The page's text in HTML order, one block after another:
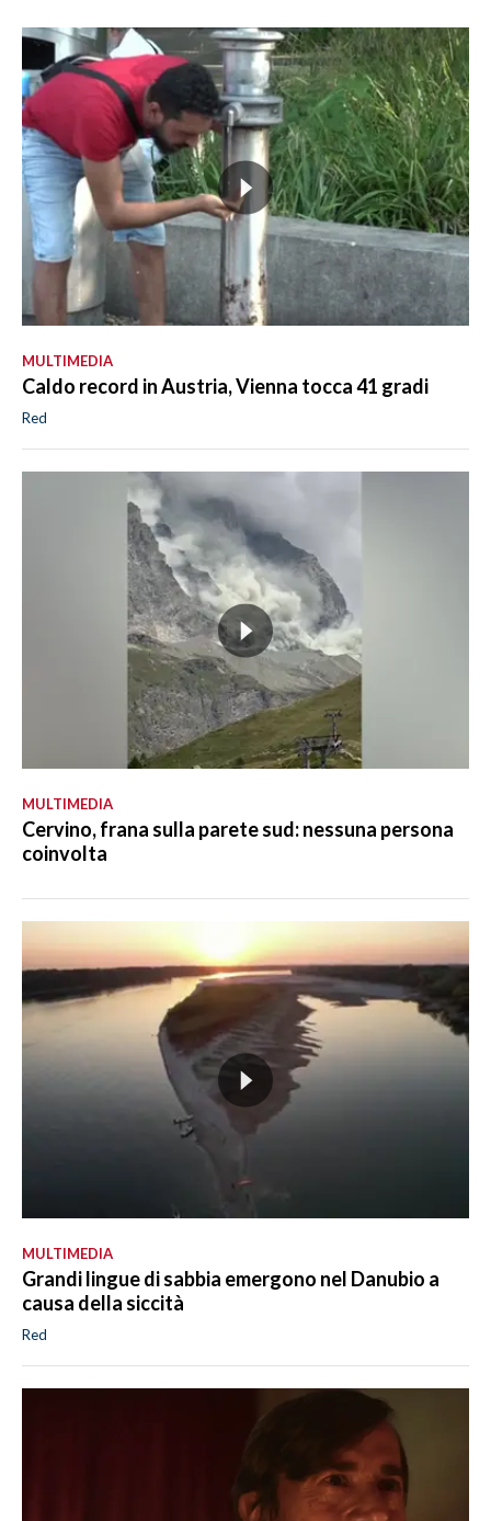
MULTIMEDIA
Caldo record in Austria, Vienna tocca 41 gradi
Red
MULTIMEDIA
Cervino, frana sulla parete sud: nessuna persona
coinvolta
MULTIMEDIA
Grandi lingue di sabbia emergono nel Danubio a
causa della siccità
Red